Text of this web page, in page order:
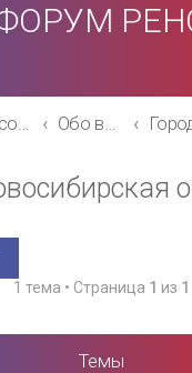
Список форумов Обо всём остальном
1 тема • Страница 1 из 1
Темы